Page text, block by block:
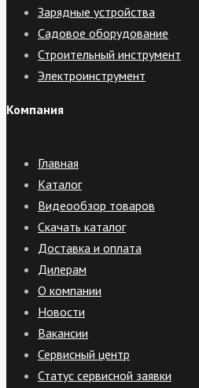
Зарядные устройства
Садовое оборудование
Строительный инструмент
Электроинструмент
Компания
Главная
Каталог
Видеообзор товаров
Скачать каталог
Доставка и оплата
Дилерам
О компании
Новости
Вакансии
Сервисный центр
Статус сервисной заявки